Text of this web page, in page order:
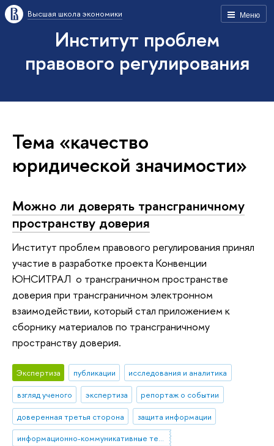
Меню
Высшая школа экономики
Институт проблем
правового регулирования
Тема «качество
юридической значимости»
Можно ли доверять трансграничному
пространству доверия
Институт проблем правового регулирования принял
участие в разработке проекта Конвенции
ЮНСИТРАЛ о трансграничном пространстве
доверия при трансграничном электронном
взаимодействии, который стал приложением к
сборнику материалов по трансграничному
пространству доверия.
Экспертиза публикации
исследования и аналитика
взгляд ученого
экспертиза
репортаж о событии
доверенная третья сторона
защита информации
информационно-коммуникативные технологии